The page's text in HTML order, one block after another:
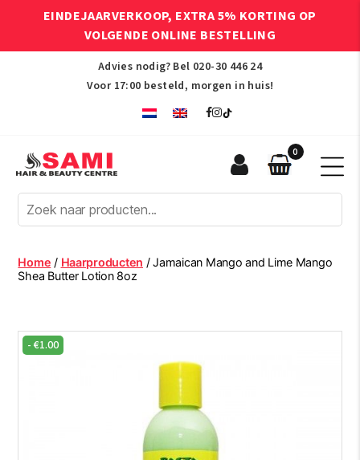
EINDEJAARVERKOOP, EXTRA 5% KORTING OP
VOLGENDE ONLINE BESTELLING
Advies nodig? Bel 020-30 446 24
Voor 17:00 besteld, morgen in huis!
Afro
Hair
Beauty
Centre
0
Home / Haarproducten / Jamaican Mango and Lime Mango
Shea Butter Lotion 8oz
-€1.00